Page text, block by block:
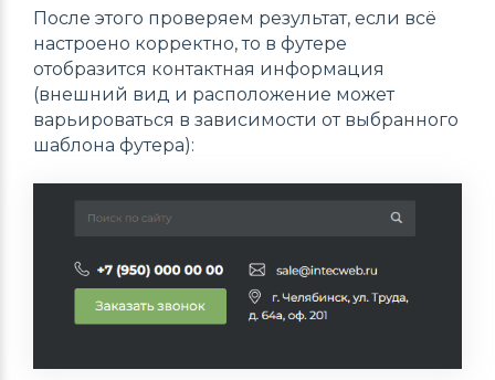
После этого проверяем результат, если всё
настроено корректно, то в футере
отобразится контактная информация
(внешний вид и расположение может
варьироваться в зависимости от выбранного
шаблона футера):